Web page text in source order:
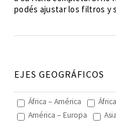
podés ajustar los filtros y
EJES GEOGRÁFICOS
África – América
América – Europa